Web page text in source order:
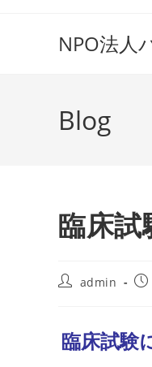
NPO法人
Blog
臨床
Postadmin
臨床試験